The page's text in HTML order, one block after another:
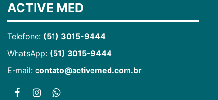
ACTIVE MED
Telefone: (51) 3015-9444
WhatsApp: (51) 3015-9444
E-mail: contato@activemed.com.br